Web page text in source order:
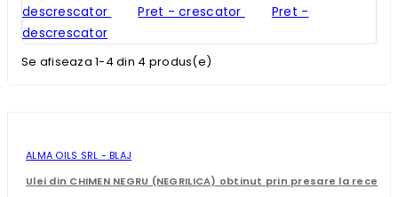
descrescator
Pret - crescator
Pret -
descrescator
Se afiseaza 1-4 din 4 produs(e)
ALMA OILS SRL - BLAJ
Ulei din CHIMEN NEGRU (NEGRILICA) obtinut prin presare la rece